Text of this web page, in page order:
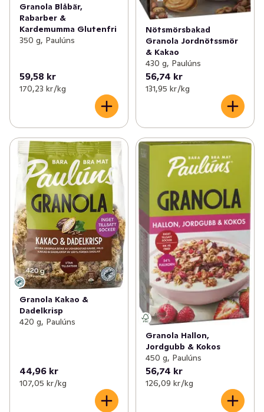
Granola Blåbär,
Rabarber &
Kardemumma Glutenfri
350 g, Paulúns
59,58 kr
170,23 kr /kg
Nötsmörsbakad
Granola Jordnötssmör
& Kakao
430 g, Paulúns
56,74 kr
131,95 kr /kg
Granola Kakao &
Dadelkrisp
420 g, Paulúns
44,96 kr
107,05 kr /kg
Granola Hallon,
Jordgubb & Kokos
450 g, Paulúns
56,74 kr
126,09 kr /kg